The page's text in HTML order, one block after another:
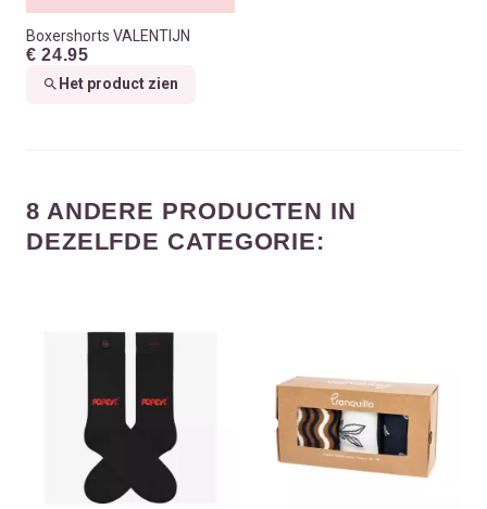
Boxershorts VALENTIJN
€ 24.95
Het product zien
8 ANDERE PRODUCTEN IN
DEZELFDE CATEGORIE: